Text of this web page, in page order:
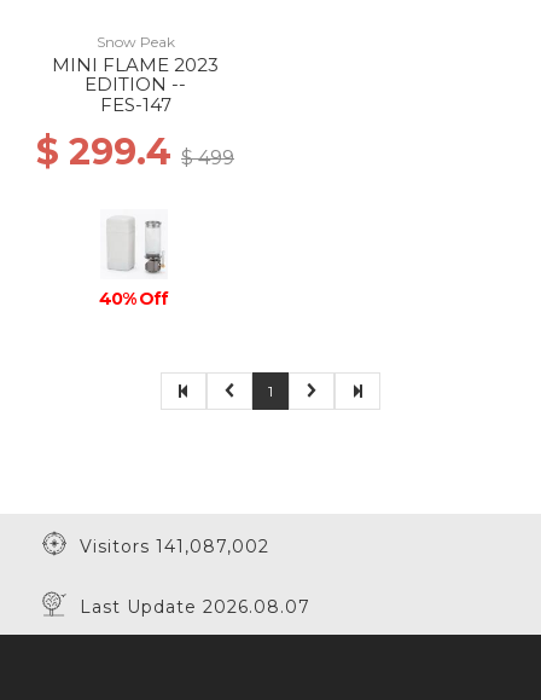
Snow Peak
MINI FLAME 2023
EDITION --
FES-147
$ 299.4 $ 499
40% Off
1
Visitors 141,087,002
Last Update 2026.08.07